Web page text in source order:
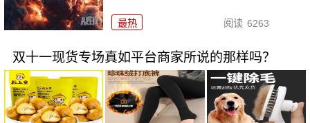
最热 阅读 6263
双十一现货专场真如平台商家所说的那样吗？